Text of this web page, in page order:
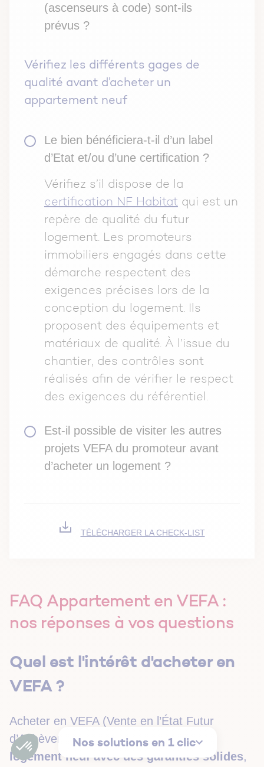
(ascenseurs à code) sont-ils
prévus ?
Vérifiez les différents gages de
qualité avant d’acheter un
appartement neuf
Le bien bénéficiera-t-il d’un label
d’Etat et/ou d’une certification ?
Vérifiez s’il dispose de la
certification NF Habitatqui est un
repère de qualité du futur
logement. Les promoteurs
immobiliers engagés dans cette
démarche respectent des
exigences précises lors de la
conception du logement. Ils
proposent des équipements et
matériaux de qualité. À l’issue du
chantier, des contrôles sont
réalisés afin de vérifier le respect
des exigences du référentiel.
Est-il possible de visiter les autres
projets VEFA du promoteur avant
d’acheter un logement ?
TÉLÉCHARGER LA CHECK-LIST
FAQ Appartement en VEFA :
nos réponses à vos questions
Quel est l'intérêt d'acheter en
VEFA ?
Acheter en VEFA (Vente en l’État Futur
d’Achèvement) permet d’acquérir un
logement neuf avec des garanties solides,
Nos solutions en 1 clic